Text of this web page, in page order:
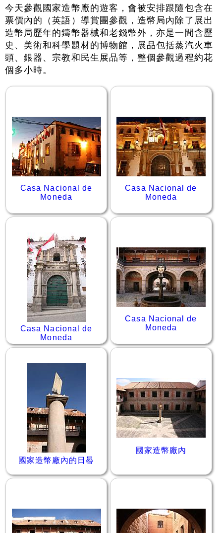
今天參觀國家造幣廠的遊客，會被安排跟隨包含在
票價內的（英語）導賞團參觀，造幣局內除了展出
造幣局歷年的鑄幣器械和老錢幣外，亦是一間含歷
史、美術和科學題材的博物館，展品包括蒸汽火車
頭、銀器、宗教和民生展品等，整個參觀過程約花
個多小時。
Casa Nacional de
Moneda
Casa Nacional de
Moneda
Casa Nacional de
Moneda
Casa Nacional de
Moneda
國家造幣廠內的日晷
國家造幣廠內